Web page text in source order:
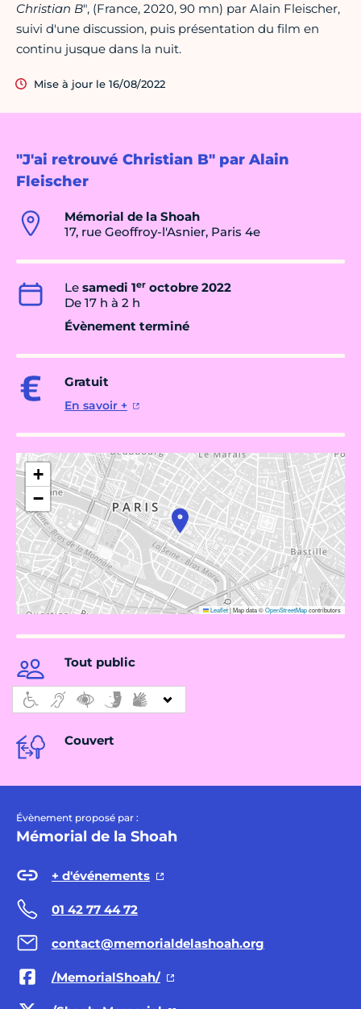
"J'ai retrouvé Christian B" par Alain
Fleischer
Mémorial de la Shoah
17, rue Geoffroy-l'Asnier, Paris 4e
Le samedi 1er octobre 2022
De 17 h à 2 h
Évènement terminé
Gratuit
En savoir +
+
−
Leaflet|Map data ©OpenStreetMapcontributors
Tout public
Couvert
Évènement proposé par :
Mémorial de la Shoah
+ d'événements
01 42 77 44 72
contact@memorialdelashoah.org
/MemorialShoah/
Christian B", (France, 2020, 90 mn) par Alain Fleischer,
suivi d'une discussion, puis présentation du film en
continu jusque dans la nuit.
Mise à jour le 16/08/2022